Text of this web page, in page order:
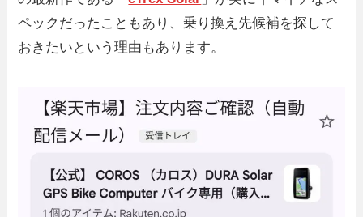
ペックだったこともあり、乗り換え先候補を探して
おきたいという理由もあります。